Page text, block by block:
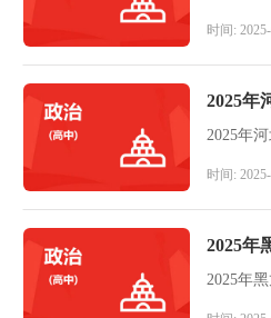
时间:
2025年
2025年
时间:
2025年
2025年